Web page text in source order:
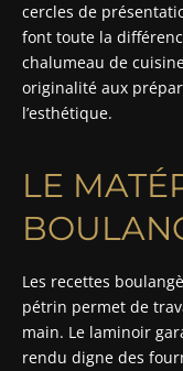
cercles de
font toute la
chalumeau de
originalité aux
l’esthétique.
LE
Les recettes
pétrin permet de
main. Le laminoir
rendu digne des